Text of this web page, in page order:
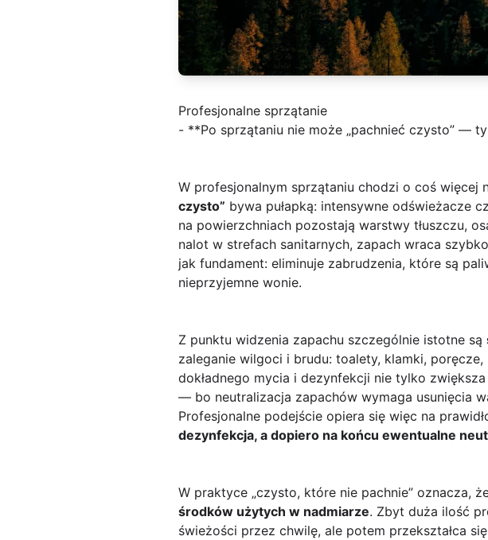
Profesjonalne sprzątanie
- **Po sprzątaniu nie może „pachnieć czysto” —
W profesjonalnym sprzątaniu chodzi o coś więcej
czysto” bywa pułapką: intensywne odświeżacze
na powierzchniach pozostają warstwy tłuszczu,
nalot w strefach sanitarnych, zapach wraca
jak fundament: eliminuje zabrudzenia, które są
nieprzyjemne wonie.
Z punktu widzenia zapachu szczególnie istotne są
zaleganie wilgoci i brudu: toalety, klamki,
dokładnego mycia i dezynfekcji nie tylko
— bo neutralizacja zapachów wymaga usunięcia
Profesjonalne podejście opiera się więc na
dezynfekcja, a dopiero na końcu ewentualne
W praktyce „czysto, które nie pachnie” oznacza,
środków użytych w nadmiarze. Zbyt duża ilość
świeżości przez chwilę, ale potem przekształca